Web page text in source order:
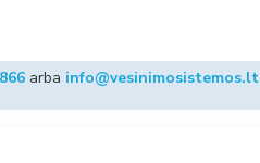
arba info@vesinimosistemos.lt